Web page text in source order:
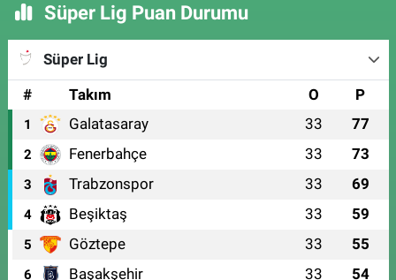
Süper Lig Puan Durumu
Süper Lig
#
Takım O P
1 Galatasaray 33 77
2 Fenerbahçe 33 73
3 Trabzonspor 33 69
4 Beşiktaş 33 59
5 Göztepe 33 55
6 Başakşehir 33 54